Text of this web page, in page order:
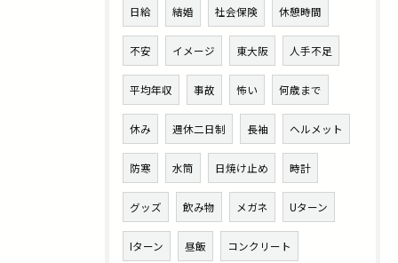
日給 結婚 社会保険 休憩時間
不安 イメージ 東大阪 人手不足
平均年収 事故 怖い 何歳まで
休み 週休二日制 長袖 ヘルメット
防寒 水筒 日焼け止め 時計
グッズ 飲み物 メガネ Uターン
Iターン 昼飯 コンクリート